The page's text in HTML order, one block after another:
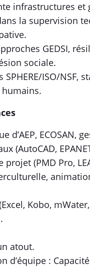
infrastructures et
la supervision
GEDSI,
sociale.
ISO/NSF,
d’AEP, ECOSAN,
(AutoCAD,
(PMD Pro,
Kobo,
atout.
d’équipe :